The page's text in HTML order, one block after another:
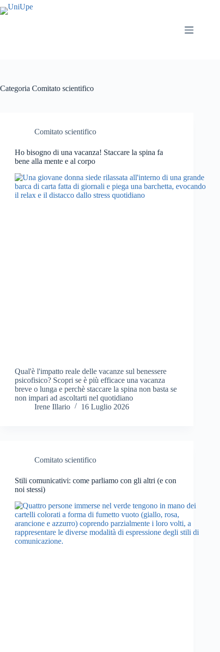
Salta
al
Categoria Comitato scientifico
Comitato scientifico
Ho bisogno di una vacanza! Staccare la spina fa
bene alla mente e al corpo
Qual'è l'impatto reale delle vacanze sul benessere
psicofisico? Scopri se è più efficace una vacanza
breve o lunga e perchè staccare la spina non basta se
non impari ad ascoltarti nel quotidiano
Irene Illario
16 Luglio 2026
Comitato scientifico
Stili comunicativi: come parliamo con gli altri (e con
noi stessi)